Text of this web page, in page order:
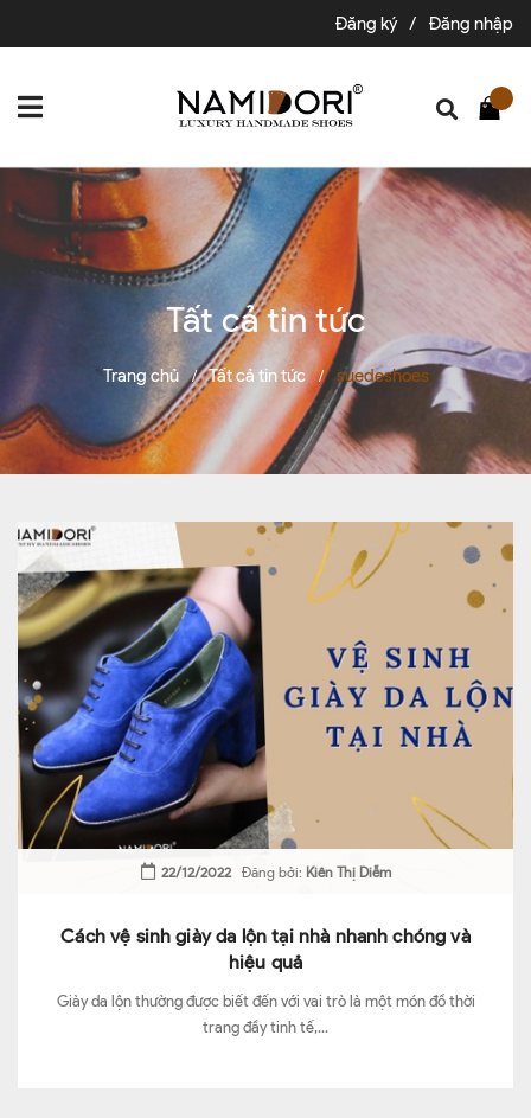
Đăng ký / Đăng nhập
Tất cả tin tức
Trang chủ / Tất cả tin tức / suedeshoes
22/12/2022Đăng bởi: Kiên Thị Diễm
Cách vệ sinh giày da lộn tại nhà nhanh chóng và
hiệu quả
Giày da lộn thường được biết đến với vai trò là một món đồ thời
trang đầy tinh tế,...